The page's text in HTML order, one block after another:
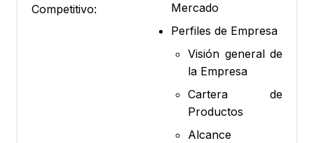
Competitivo:
Mercado
Perfiles de Empresa
Visión general de
la Empresa
Cartera de
Productos
Alcance